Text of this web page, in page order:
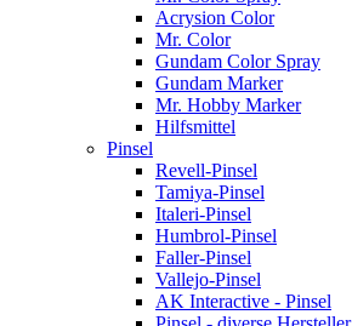
Acrysion Color
Mr. Color
Gundam Color Spray
Gundam Marker
Mr. Hobby Marker
Hilfsmittel
Pinsel
Revell-Pinsel
Tamiya-Pinsel
Italeri-Pinsel
Humbrol-Pinsel
Faller-Pinsel
Vallejo-Pinsel
AK Interactive - Pinsel